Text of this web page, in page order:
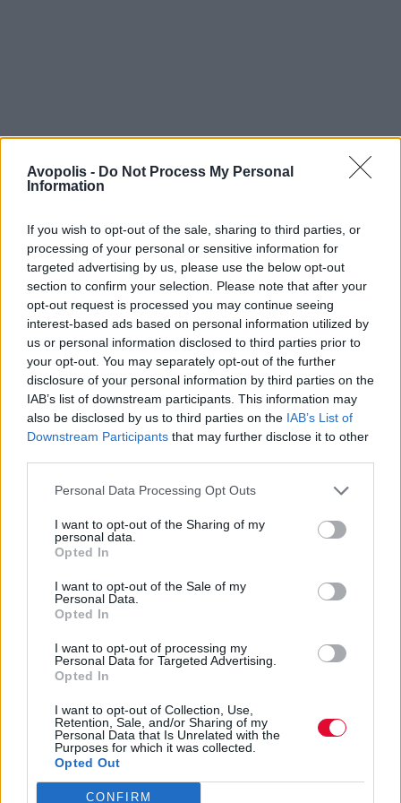
Avopolis - Do Not Process My Personal
Information
If you wish to opt-out of the sale, sharing to third parties, or
processing of your personal or sensitive information for
targeted advertising by us, please use the below opt-out
section to confirm your selection. Please note that after your
opt-out request is processed you may continue seeing
interest-based ads based on personal information utilized by
us or personal information disclosed to third parties prior to
your opt-out. You may separately opt-out of the further
disclosure of your personal information by third parties on the
IAB’s list of downstream participants. This information may
also be disclosed by us to third parties on the IAB’s List of
Downstream Participants that may further disclose it to other
Personal Data Processing Opt Outs
I want to opt-out of the Sharing of my
personal data.
Opted In
I want to opt-out of the Sale of my
Personal Data.
Opted In
I want to opt-out of processing my
Personal Data for Targeted Advertising.
Opted In
I want to opt-out of Collection, Use,
Retention, Sale, and/or Sharing of my
Personal Data that Is Unrelated with the
Purposes for which it was collected.
Opted Out
CONFIRM